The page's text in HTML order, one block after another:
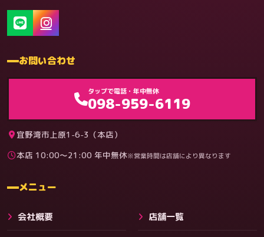
料金
お問い合わせ
タップで電話・年中無休
098-959-6119
宜野湾市上原1-6-3（本店）
本店 10:00〜21:00 年中無休※営業時間は店舗により異なります
メニュー
会社概要 店舗一覧